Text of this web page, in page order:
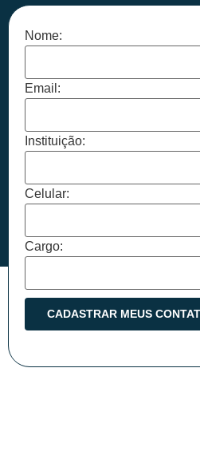
Nome:
Email:
Instituição:
Celular:
Cargo: